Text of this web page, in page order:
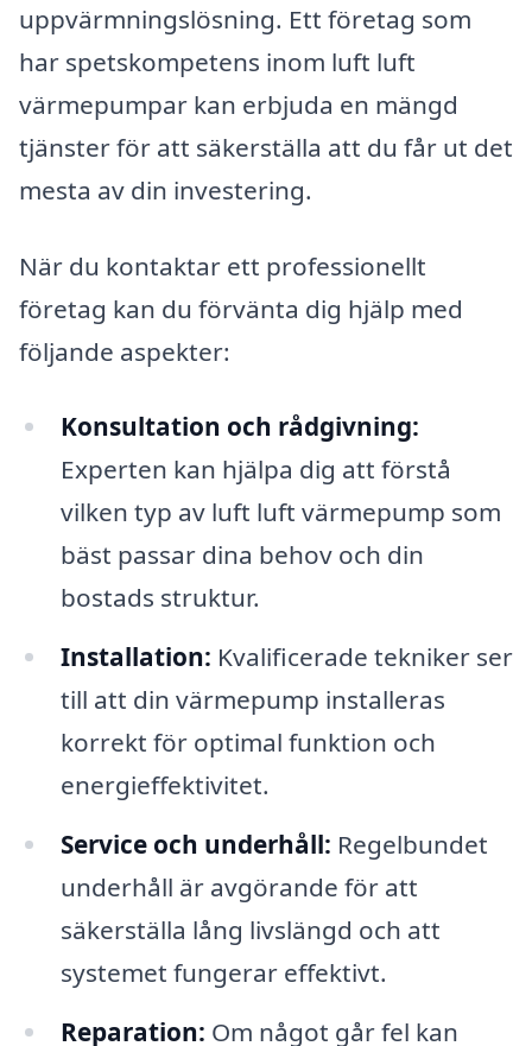
uppvärmningslösning. Ett företag som
har spetskompetens inom luft luft
värmepumpar kan erbjuda en mängd
tjänster för att säkerställa att du får ut det
mesta av din investering.
När du kontaktar ett professionellt
företag kan du förvänta dig hjälp med
följande aspekter:
Konsultation och rådgivning:
Experten kan hjälpa dig att förstå
vilken typ av luft luft värmepump som
bäst passar dina behov och din
bostads struktur.
Installation: Kvalificerade tekniker ser
till att din värmepump installeras
korrekt för optimal funktion och
energieffektivitet.
Service och underhåll: Regelbundet
underhåll är avgörande för att
säkerställa lång livslängd och att
systemet fungerar effektivt.
Reparation: Om något går fel kan